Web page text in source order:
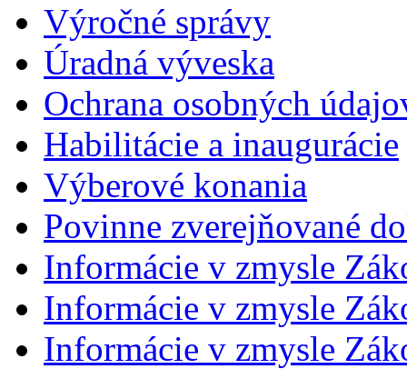
Výročné správy
Úradná výveska
Ochrana osobných
Habilitácie a inaugurácie
Výberové konania
Povinne zverejňované
Informácie v zmysle
Informácie v zmysle
Informácie v zmysle